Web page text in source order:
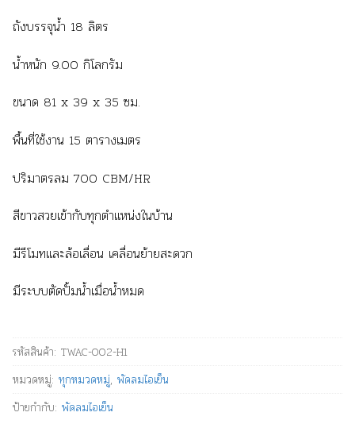
ถังบรรจุน้ำ 18 ลิตร
น้ำหนัก 9.00 กิโลกรัม
ขนาด 81 x 39 x 35 ซม.
พื้นที่ใช้งาน 15 ตารางเมตร
ปริมาตรลม 700 CBM/HR
สีขาวสวยเข้ากับทุกตำแหน่งในบ้าน
มีรีโมทและล้อเลื่อน เคลื่อนย้ายสะดวก
มีระบบตัดปั้มน้ำเมื่อน้ำหมด
รหัสสินค้า: TWAC-002-H1
หมวดหมู่: ทุกหมวดหมู่, พัดลมไอเย็น
ป้ายกำกับ: พัดลมไอเย็น